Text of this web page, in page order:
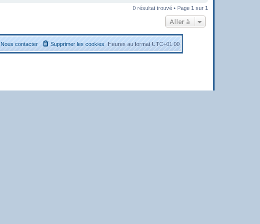
0 résultat trouvé • Page 1 sur 1
Aller à
Heures au formatUTC+01:00
Supprimer les cookies
Nous contacter